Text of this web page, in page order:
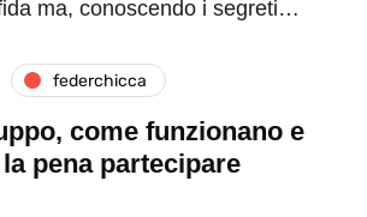
ma, conoscendo i segreti…
federchicca
come funzionano e
pena partecipare